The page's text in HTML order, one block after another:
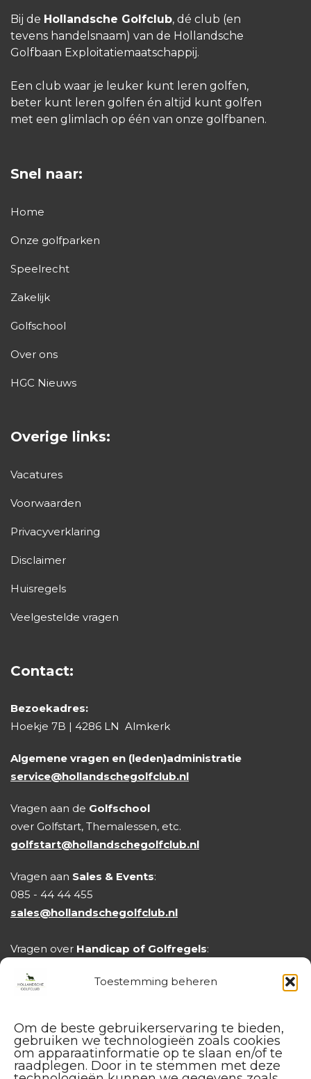
Toestemming beheren
Om de beste gebruikerservaring te bieden,
gebruiken we technologieën zoals cookies
om apparaatinformatie op te slaan en/of te
raadplegen. Door in te stemmen met deze
Ed Vander - PUR
Probeer Golfdag
Vol geboekt
0 plekken beschikbaar
Cees Schipperen - REY
08-08-2026
12:00
5 plekken beschikbaar
€ 16,25
Cees Schipperen - REY
08-08-2026
13:00
€ 16,25
Golfschool
Cees Schipperen - REY
happy practice hour
Bij de Hollandsche Golfclub, dé club (en
tevens handelsnaam) van de Hollandsche
Golfbaan Exploitatiemaatschappij.
Een club waar je leuker kunt leren golfen,
beter kunt leren golfen én altijd kunt golfen
met een glimlach op één van onze golfbanen.
Snel naar:
Home
Onze golfparken
Speelrecht
Zakelijk
Golfschool
Over ons
HGC Nieuws
Overige links:
Vacatures
Voorwaarden
Privacyverklaring
Disclaimer
Huisregels
Veelgestelde vragen
Contact:
Bezoekadres:
Hoekje 7B | 4286 LN Almkerk
Algemene vragen en (leden)administratie
service@hollandschegolfclub.nl
Vragen aan de Golfschool
over Golfstart, Themalessen, etc.
golfstart@hollandschegolfclub.nl
Vragen aan Sales & Events:
085 - 44 44 455
sales@hollandschegolfclub.nl
Vragen over Handicap of Golfregels: